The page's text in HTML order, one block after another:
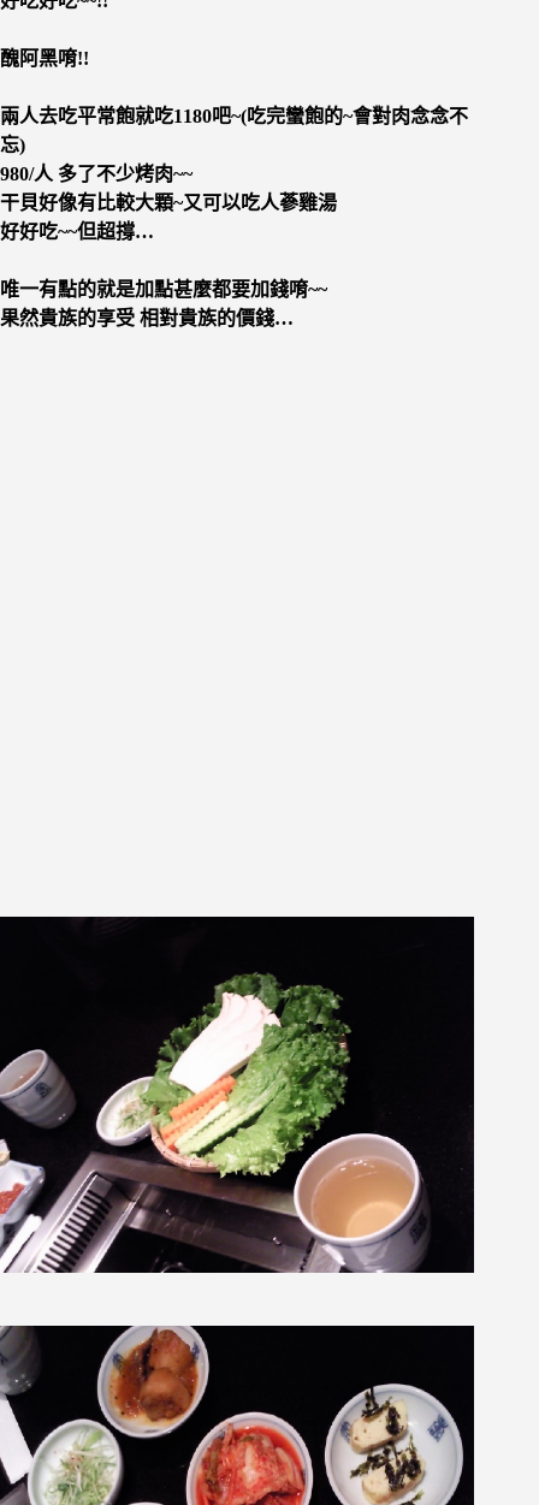
醜阿黑唷!!
兩人去吃平常飽就吃1180吧~(吃完蠻飽的~會對肉念念不
忘)
980/人 多了不少烤肉~~
干貝好像有比較大顆~又可以吃人蔘雞湯
好好吃~~但超撐…
唯一有點的就是加點甚麼都要加錢唷~~
果然貴族的享受 相對貴族的價錢…